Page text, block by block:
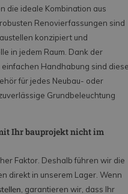
die ideale Kombination aus
Renovierfassungen sind
konzipiert und
in jedem Raum. Dank der
Handhabung sind
für jedes Neubau- oder
Grundbeleuchtung
Ihr bauprojekt nicht im
Faktor. Deshalb führen wir die
direkt in unserem Lager. Wenn
, garantieren wir, dass Ihr